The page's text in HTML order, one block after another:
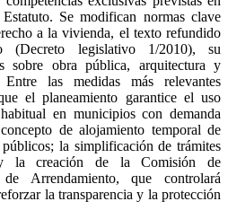
Se modifican normas clave
a la vivienda, el texto refundido
legislativo 1/2010), su
sobre obra pública, arquitectura y
Entre las medidas más relevantes
el planeamiento garantice el uso
en municipios con demanda
de alojamiento temporal de
la simplificación de trámites
la creación de la Comisión de
Arrendamiento, que controlará
la transparencia y la protección